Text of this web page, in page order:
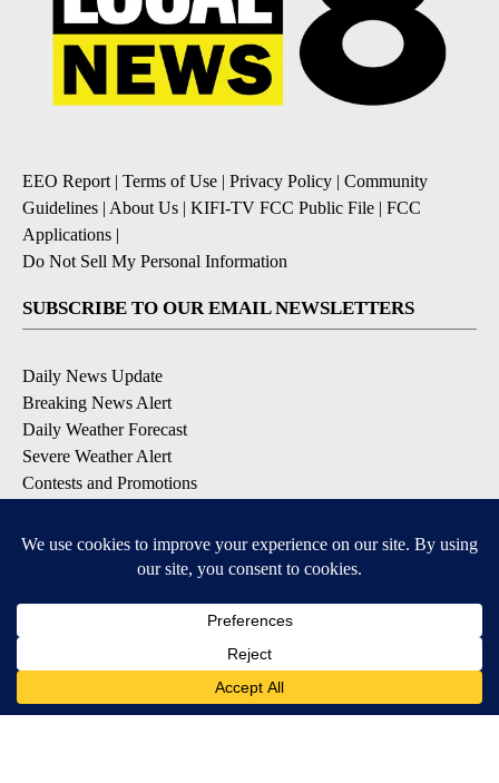
EEO Report| Terms of Use | Privacy Policy | Community
Guidelines | About Us | KIFI-TV FCC Public File | FCC
Applications |
Do Not Sell My Personal Information
SUBSCRIBE TO OUR EMAIL NEWSLETTERS
Daily News Update
Breaking News Alert
Daily Weather Forecast
Severe Weather Alert
Contests and Promotions